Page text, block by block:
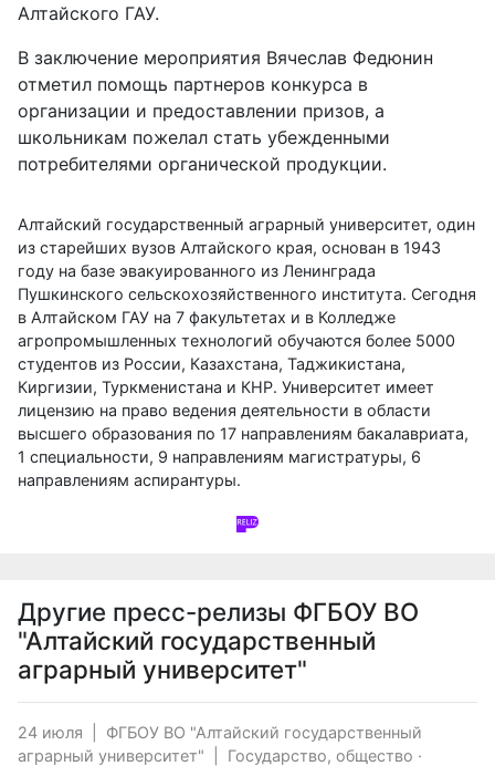
Алтайского ГАУ.
В заключение мероприятия Вячеслав Федюнин
отметил помощь партнеров конкурса в
организации и предоставлении призов, а
школьникам пожелал стать убежденными
потребителями органической продукции.
Алтайский государственный аграрный университет, один
из старейших вузов Алтайского края, основан в 1943
году на базе эвакуированного из Ленинграда
Пушкинского сельскохозяйственного института. Сегодня
в Алтайском ГАУ на 7 факультетах и в Колледже
агропромышленных технологий обучаются более 5000
студентов из России, Казахстана, Таджикистана,
Киргизии, Туркменистана и КНР. Университет имеет
лицензию на право ведения деятельности в области
высшего образования по 17 направлениям бакалавриата,
1 специальности, 9 направлениям магистратуры, 6
направлениям аспирантуры.
Другие пресс-релизы ФГБОУ ВО
"Алтайский государственный
аграрный университет"
24 июля
ФГБОУ ВО "Алтайский государственный
аграрный университет"
Государство, общество ·